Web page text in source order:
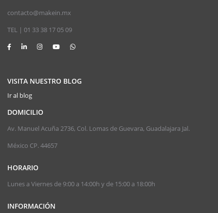
contacto@makein.mx
TEL | 01 33 38 17 05 09
VISITA NUESTRO BLOG
Ir al blog
DOMICILIO
Av. Manuel Acuña 2736, Col. Lomas de Guevara, Guadalajara Jal.
México CP. 44657
HORARIO
Lunes a Viernes de 9:00 a 14:00h y de 15:00 a 18:00h
INFORMACIÓN